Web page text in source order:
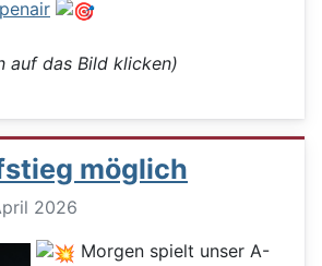
auf das Bild klicken)
möglich
2026
Morgen spielt unser A-